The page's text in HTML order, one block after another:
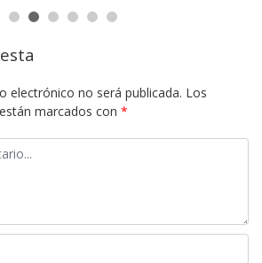
electrónico no será publicada. Los
marcados con *